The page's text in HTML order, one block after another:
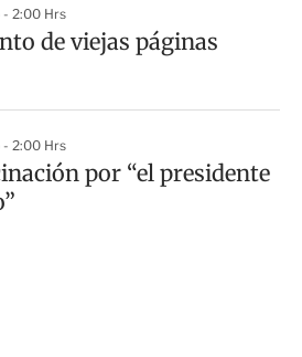
- 2:00 Hrs
de viejas páginas
- 2:00 Hrs
por “el presidente